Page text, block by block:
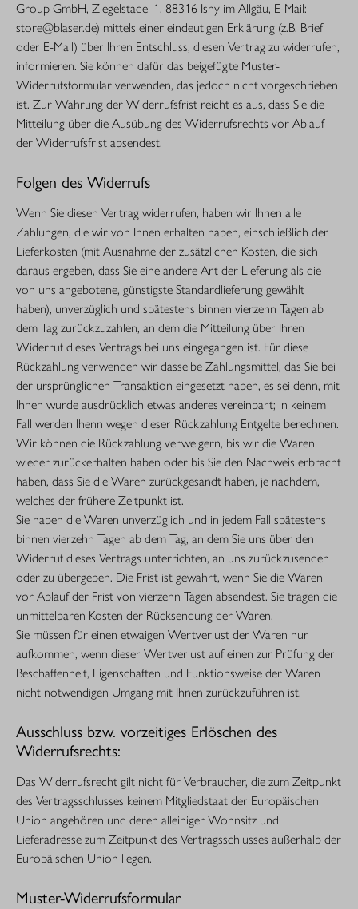
Group GmbH, Ziegelstadel 1, 88316 Isny im Allgäu, E-Mail:
store@blaser.de) mittels einer eindeutigen Erklärung (z.B. Brief
oder E-Mail) über Ihren Entschluss, diesen Vertrag zu widerrufen,
informieren. Sie können dafür das beigefügte Muster-
Widerrufsformular verwenden, das jedoch nicht vorgeschrieben
ist. Zur Wahrung der Widerrufsfrist reicht es aus, dass Sie die
Mitteilung über die Ausübung des Widerrufsrechts vor Ablauf
der Widerrufsfrist absendest.
Folgen des Widerrufs
Wenn Sie diesen Vertrag widerrufen, haben wir Ihnen alle
Zahlungen, die wir von Ihnen erhalten haben, einschließlich der
Lieferkosten (mit Ausnahme der zusätzlichen Kosten, die sich
daraus ergeben, dass Sie eine andere Art der Lieferung als die
von uns angebotene, günstigste Standardlieferung gewählt
haben), unverzüglich und spätestens binnen vierzehn Tagen ab
dem Tag zurückzuzahlen, an dem die Mitteilung über Ihren
Widerruf dieses Vertrags bei uns eingegangen ist. Für diese
Rückzahlung verwenden wir dasselbe Zahlungsmittel, das Sie bei
der ursprünglichen Transaktion eingesetzt haben, es sei denn, mit
Ihnen wurde ausdrücklich etwas anderes vereinbart; in keinem
Fall werden Ihenn wegen dieser Rückzahlung Entgelte berechnen.
Wir können die Rückzahlung verweigern, bis wir die Waren
wieder zurückerhalten haben oder bis Sie den Nachweis erbracht
haben, dass Sie die Waren zurückgesandt haben, je nachdem,
welches der frühere Zeitpunkt ist.
Sie haben die Waren unverzüglich und in jedem Fall spätestens
binnen vierzehn Tagen ab dem Tag, an dem Sie uns über den
Widerruf dieses Vertrags unterrichten, an uns zurückzusenden
oder zu übergeben. Die Frist ist gewahrt, wenn Sie die Waren
vor Ablauf der Frist von vierzehn Tagen absendest. Sie tragen die
unmittelbaren Kosten der Rücksendung der Waren.
Sie müssen für einen etwaigen Wertverlust der Waren nur
aufkommen, wenn dieser Wertverlust auf einen zur Prüfung der
Beschaffenheit, Eigenschaften und Funktionsweise der Waren
nicht notwendigen Umgang mit Ihnen zurückzuführen ist.
Ausschluss bzw. vorzeitiges Erlöschen des
Widerrufsrechts:
Das Widerrufsrecht gilt nicht für Verbraucher, die zum Zeitpunkt
des Vertragsschlusses keinem Mitgliedstaat der Europäischen
Union angehören und deren alleiniger Wohnsitz und
Lieferadresse zum Zeitpunkt des Vertragsschlusses außerhalb der
Europäischen Union liegen.
Muster-Widerrufsformular